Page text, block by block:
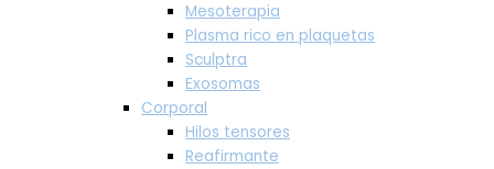
Mesoterapia
Plasma rico en plaquetas
Sculptra
Exosomas
Corporal
Hilos tensores
Reafirmante